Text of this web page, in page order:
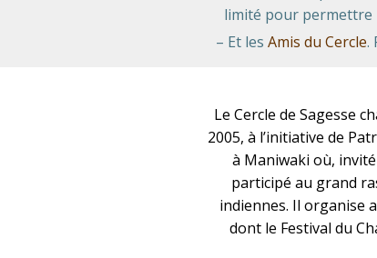
limité pour permettre
– Et lesAmis du Cercle.
Le Cercle de Sagesse
2005, à l’initiative de
à Maniwaki où,
participé au grand
indiennes. Il organise
dont le Festival du